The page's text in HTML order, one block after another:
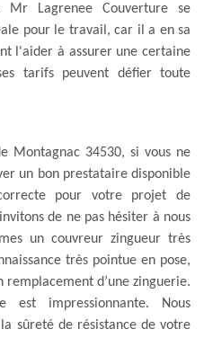
Lagrenee Couverture se
pour le travail, car il a en sa
l'aider à assurer une certaine
tarifs peuvent défier toute
Montagnac 34530, si vous ne
un bon prestataire disponible
pour votre projet de
de ne pas hésiter à nous
un couvreur zingueur très
très pointue en pose,
d’une zinguerie.
impressionnante. Nous
sûreté de résistance de votre